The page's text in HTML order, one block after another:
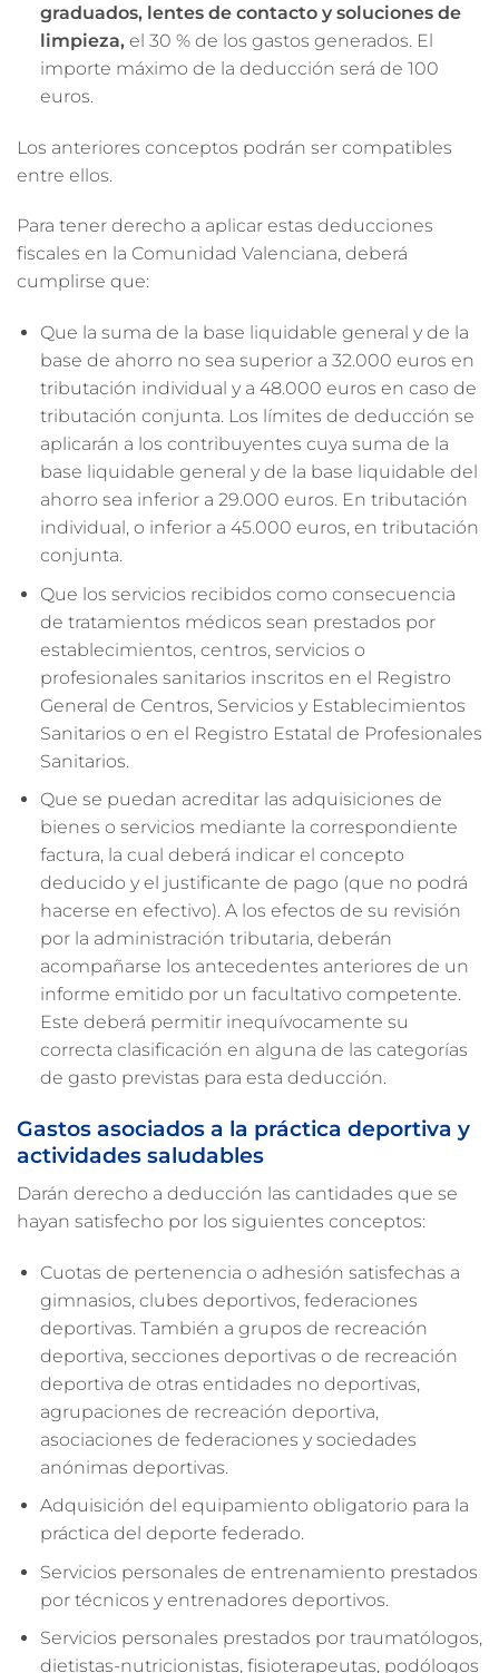
graduados, lentes de contacto y soluciones de
limpieza,el 30 % de los gastos generados. El
importe máximo de la deducción será de 100
euros.
Los anteriores conceptos podrán ser compatibles
entre ellos.
Para tener derecho a aplicar estas deducciones
fiscales en la Comunidad Valenciana, deberá
cumplirse que:
Que la suma de la base liquidable general y de la
base de ahorro no sea superior a 32.000 euros en
tributación individual y a 48.000 euros en caso de
tributación conjunta. Los límites de deducción se
aplicarán a los contribuyentes cuya suma de la
base liquidable general y de la base liquidable del
ahorro sea inferior a 29.000 euros. En tributación
individual, o inferior a 45.000 euros, en tributación
conjunta.
Que los servicios recibidos como consecuencia
de tratamientos médicos sean prestados por
establecimientos, centros, servicios o
profesionales sanitarios inscritos en el Registro
General de Centros, Servicios y Establecimientos
Sanitarios o en el Registro Estatal de Profesionales
Sanitarios.
Que se puedan acreditar las adquisiciones de
bienes o servicios mediante la correspondiente
factura, la cual deberá indicar el concepto
deducido y el justificante de pago (que no podrá
hacerse en efectivo). A los efectos de su revisión
por la administración tributaria, deberán
acompañarse los antecedentes anteriores de un
informe emitido por un facultativo competente.
Este deberá permitir inequívocamente su
correcta clasificación en alguna de las categorías
de gasto previstas para esta deducción.
Gastos asociados a la práctica deportiva y
actividades saludables
Darán derecho a deducción las cantidades que se
hayan satisfecho por los siguientes conceptos:
Cuotas de pertenencia o adhesión satisfechas a
gimnasios, clubes deportivos, federaciones
deportivas. También a grupos de recreación
deportiva, secciones deportivas o de recreación
deportiva de otras entidades no deportivas,
agrupaciones de recreación deportiva,
asociaciones de federaciones y sociedades
anónimas deportivas.
Adquisición del equipamiento obligatorio para la
práctica del deporte federado.
Servicios personales de entrenamiento prestados
por técnicos y entrenadores deportivos.
Servicios personales prestados por traumatólogos,
dietistas-nutricionistas, fisioterapeutas, podólogos